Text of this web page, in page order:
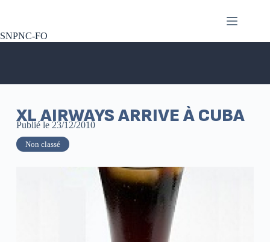
SNPNC-FO
XL AIRWAYS ARRIVE À CUBA
Publié le 23/12/2010
Non classé